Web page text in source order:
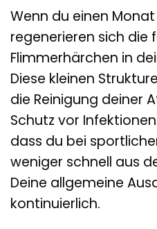
Wenn du einen
regenerieren sich die
Flimmerhärchen in
Diese kleinen
die Reinigung deiner
Schutz vor
dass du bei
weniger schnell aus
Deine allgemeine
kontinuierlich.